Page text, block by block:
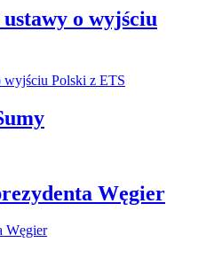
o wyjściu
Węgier